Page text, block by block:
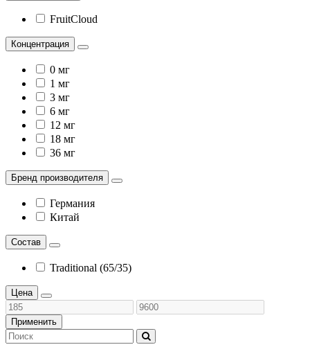
FruitCloud
Концентрация
0 мг
1 мг
3 мг
6 мг
12 мг
18 мг
36 мг
Бренд производителя
Германия
Китай
Состав
Traditional (65/35)
Цена
Применить